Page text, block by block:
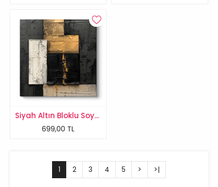
Siyah Altın Bloklu Soyut Kanvas Tablo
699,00 TL
1 2 3 4 5 > >|